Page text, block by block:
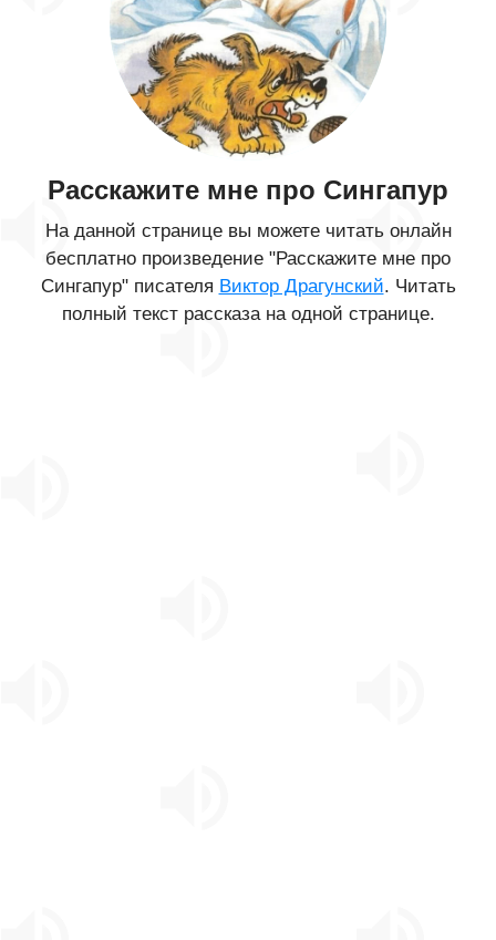
Расскажите мне про Сингапур
На данной странице вы можете читать онлайн
бесплатно произведение "Расскажите мне про
Сингапур" писателя Виктор Драгунский. Читать
полный текст рассказа на одной странице.